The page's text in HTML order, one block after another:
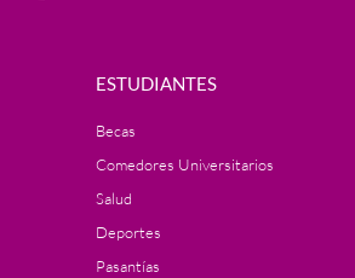
ESTUDIANTES
Becas
Comedores Universitarios
Salud
Deportes
Pasantías